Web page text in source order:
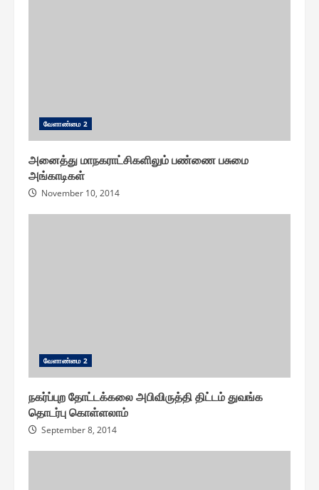
வேளாண்மை 2
அனைத்து மாநகராட்சிகளிலும் பண்ணை பசுமை
அங்காடிகள்
November 10, 2014
வேளாண்மை 2
நகர்ப்புற தோட்டக்கலை அபிவிருத்தி திட்டம் துவங்க
தொடர்பு கொள்ளலாம்
September 8, 2014